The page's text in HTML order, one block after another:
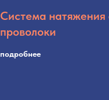
Система
проволоки
подробнее